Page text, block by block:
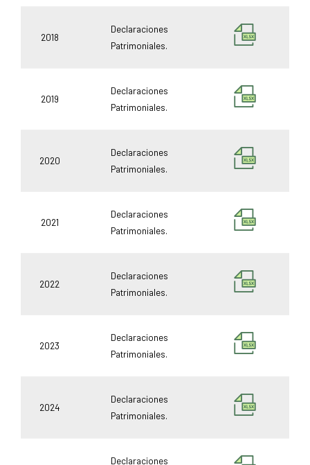
2018
Declaraciones
Patrimoniales.
2019
Declaraciones
Patrimoniales.
2020
Declaraciones
Patrimoniales.
2021
Declaraciones
Patrimoniales.
2022
Declaraciones
Patrimoniales.
2023
Declaraciones
Patrimoniales.
2024
Declaraciones
Patrimoniales.
Declaraciones